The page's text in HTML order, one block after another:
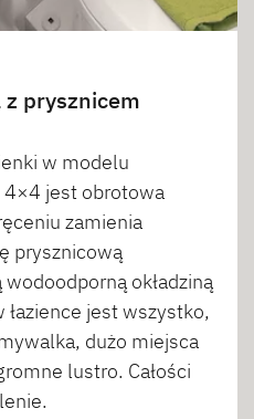
z prysznicem
w modelu
jest obrotowa
zamienia
prysznicową
okładziną
jest wszystko,
dużo miejsca
lustro. Całości